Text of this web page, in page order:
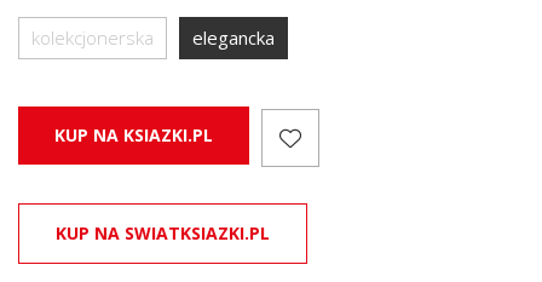
kolekcjonerska elegancka
KUP NA KSIAZKI.PL
KUP NA SWIATKSIAZKI.PL